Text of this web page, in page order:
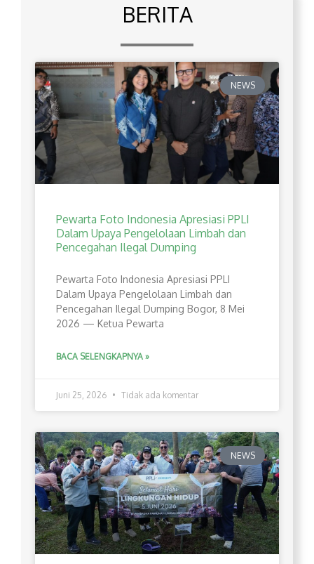
BERITA
NEWS
Pewarta Foto Indonesia Apresiasi PPLI
Dalam Upaya Pengelolaan Limbah dan
Pencegahan Ilegal Dumping
Pewarta Foto Indonesia Apresiasi PPLI
Dalam Upaya Pengelolaan Limbah dan
Pencegahan Ilegal Dumping Bogor, 8 Mei
2026 — Ketua Pewarta
BACA SELENGKAPNYA »
Juni 25, 2026 Tidak ada komentar
NEWS